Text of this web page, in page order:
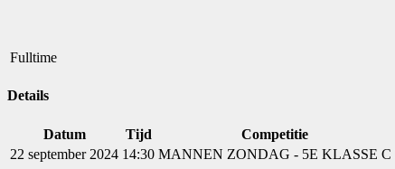
Fulltime
Details
Datum Tijd Competitie
22 september 2024 14:30 MANNEN ZONDAG - 5E KLASSE C